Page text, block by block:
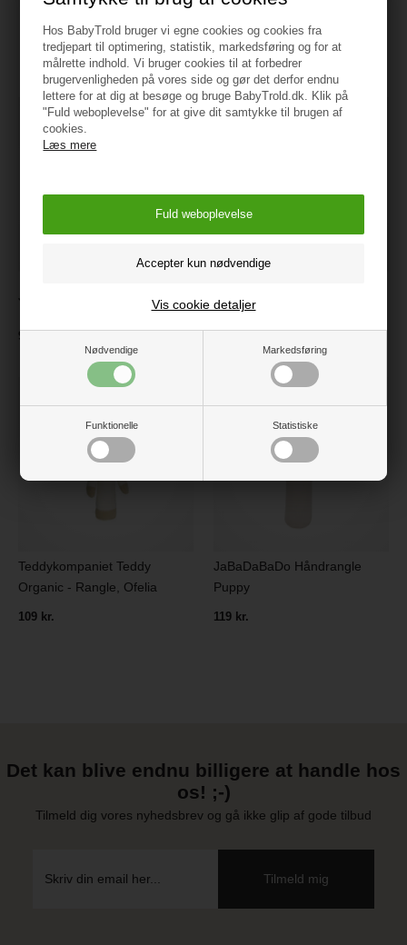
Hos BabyTrold bruger vi egne cookies og cookies fra
tredjepart til optimering, statistik, markedsføring og for at
målrette indhold. Vi bruger cookies til at forbedrer
brugervenligheden på vores side og gør det derfor endnu
lettere for at dig at besøge og bruge BabyTrold.dk. Klik på
"Fuld weboplevelse" for at give dit samtykke til brugen af
cookies.
Læs mere
Nødvendige Markedsføring
Funktionelle Statistiske
Vis cookie detaljer
Måske er du også interesseret i
følgende produkter
JaBaDaBaDo Rangle Svane
99 kr.
macaron +6mdr
Teddykompaniet Teddy
Organic - Rangle, Ofelia
109 kr.
JaBaDaBaDo Håndrangle
Puppy
119 kr.
Det kan blive endnu billigere at handle hos
os! ;-)
Tilmeld dig vores nyhedsbrev og gå ikke glip af gode tilbud